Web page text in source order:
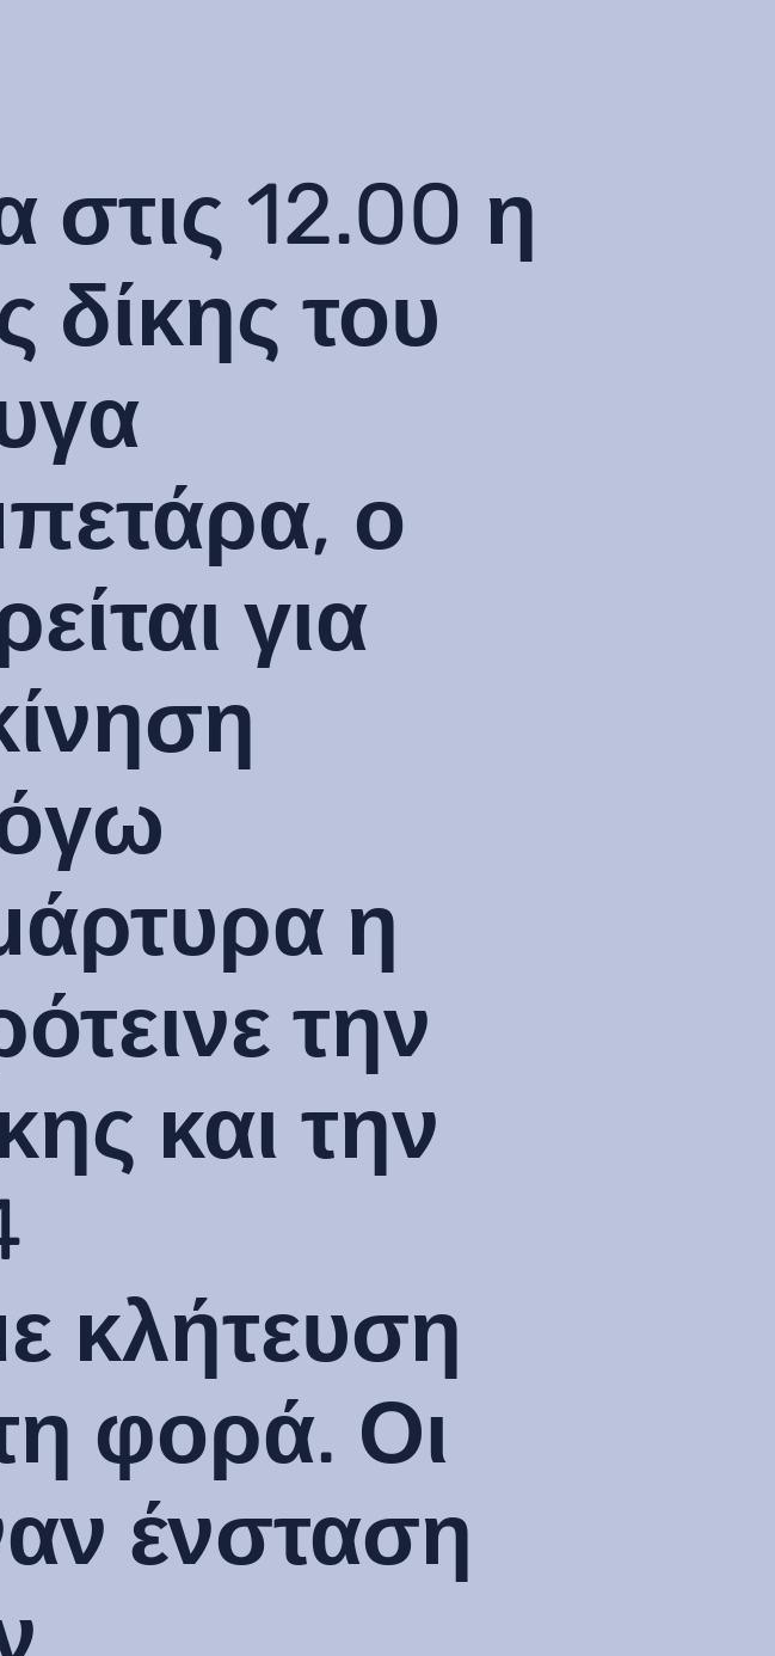
στις 12.00 η
δίκης του
ο
για
η
την
και την
κλήτευση
φορά. Οι
ένσταση